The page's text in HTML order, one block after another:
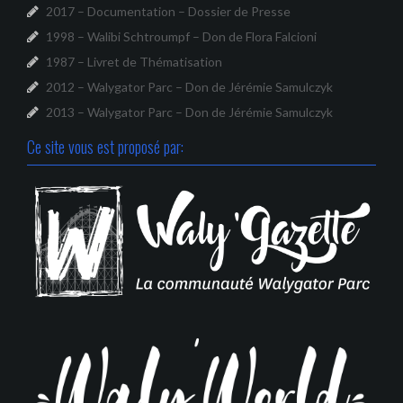
2017 – Documentation – Dossier de Presse
1998 – Walibi Schtroumpf – Don de Flora Falcioni
1987 – Livret de Thématisation
2012 – Walygator Parc – Don de Jérémie Samulczyk
2013 – Walygator Parc – Don de Jérémie Samulczyk
Ce site vous est proposé par: